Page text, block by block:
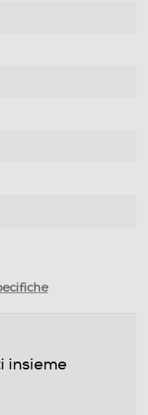
insieme